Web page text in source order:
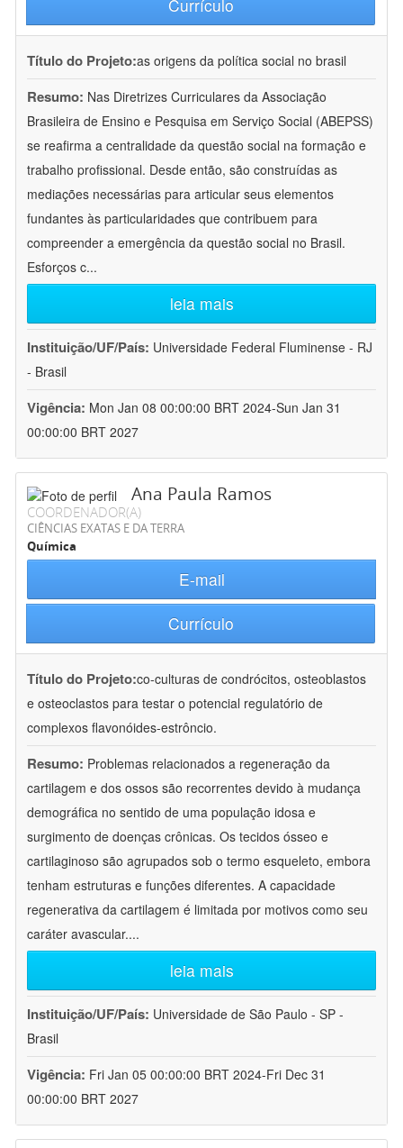
Currículo
Título do Projeto:as origens da política social no brasil
Resumo: Nas Diretrizes Curriculares da Associação
Brasileira de Ensino e Pesquisa em Serviço Social (ABEPSS)
se reafirma a centralidade da questão social na formação e
trabalho profissional. Desde então, são construídas as
mediações necessárias para articular seus elementos
fundantes às particularidades que contribuem para
compreender a emergência da questão social no Brasil.
Esforços c...
leia mais
Instituição/UF/País: Universidade Federal Fluminense - RJ
- Brasil
Vigência: Mon Jan 08 00:00:00 BRT 2024-Sun Jan 31
00:00:00 BRT 2027
Ana Paula Ramos
COORDENADOR(A)
CIÊNCIAS EXATAS E DA TERRA
Química
E-mail
Currículo
Título do Projeto:co-culturas de condrócitos, osteoblastos
e osteoclastos para testar o potencial regulatório de
complexos flavonóides-estrôncio.
Resumo: Problemas relacionados a regeneração da
cartilagem e dos ossos são recorrentes devido à mudança
demográfica no sentido de uma população idosa e
surgimento de doenças crônicas. Os tecidos ósseo e
cartilaginoso são agrupados sob o termo esqueleto, embora
tenham estruturas e funções diferentes. A capacidade
regenerativa da cartilagem é limitada por motivos como seu
caráter avascular....
leia mais
Instituição/UF/País: Universidade de São Paulo - SP -
Brasil
Vigência: Fri Jan 05 00:00:00 BRT 2024-Fri Dec 31
00:00:00 BRT 2027